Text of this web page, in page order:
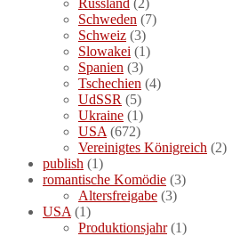
Schweden (7)
Schweiz (3)
Slowakei (1)
Spanien (3)
Tschechien (4)
UdSSR (5)
Ukraine (1)
USA (672)
Vereinigtes Königreich (2)
publish (1)
romantische Komödie (3)
Altersfreigabe (3)
USA (1)
Produktionsjahr(1)